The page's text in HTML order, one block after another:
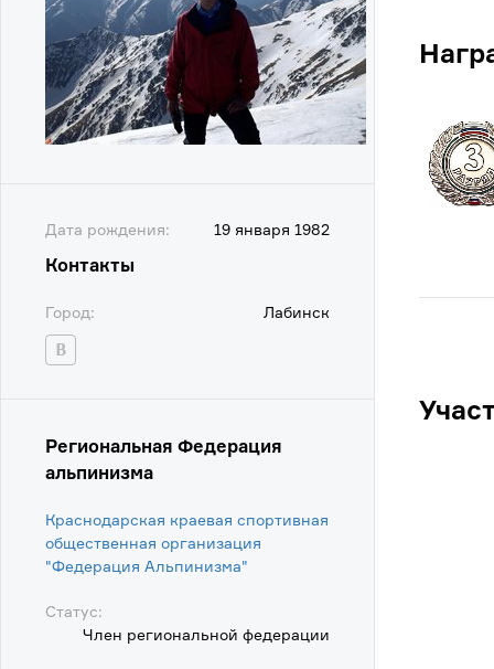
Дата рождения: 19 января 1982
Контакты
Город: Лабинск
Региональная Федерация
альпинизма
Краснодарская краевая спортивная
общественная организация
"Федерация Альпинизма"
Статус:
Член региональной федерации